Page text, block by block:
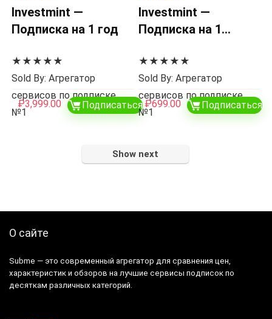
Investmint —
Подписка на 1 год
★ ★ ★ ★ ★
₽3,999.00 Подписаться
Sold By: Агрегатор
сервисов по подписке
№1
Investmint —
Подписка на 1
★ ★ ★ ★ ★
₽699.00 Подписаться
Sold By: Агрегатор
сервисов по подписке
№1
Show next
О сайте
Subme — это современный агрегатор для сравнения цен,
характеристик и обзоров на лучшие сервисы подписок по
десяткам различных категорий.